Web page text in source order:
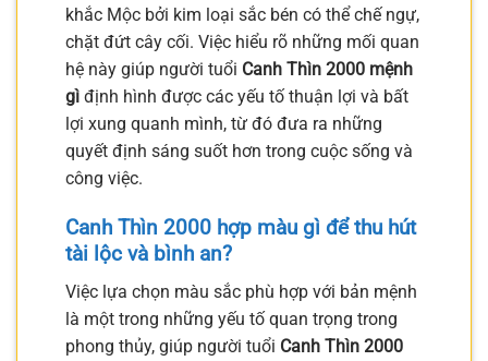
khắc Mộc bởi kim loại sắc bén có thể chế ngự,
chặt đứt cây cối. Việc hiểu rõ những mối quan
hệ này giúp người tuổi Canh Thìn 2000 mệnh
gì định hình được các yếu tố thuận lợi và bất
lợi xung quanh mình, từ đó đưa ra những
quyết định sáng suốt hơn trong cuộc sống và
công việc.
Canh Thìn 2000 hợp màu gì để thu hút
tài lộc và bình an?
Việc lựa chọn màu sắc phù hợp với bản mệnh
là một trong những yếu tố quan trọng trong
phong thủy, giúp người tuổi Canh Thìn 2000